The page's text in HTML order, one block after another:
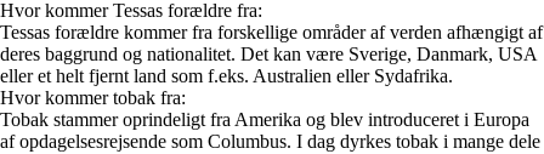
Hvor kommer Tessas forældre fra:
Tessas forældre kommer fra forskellige områder af verden afhængigt af
deres baggrund og nationalitet. Det kan være Sverige, Danmark, USA
eller et helt fjernt land som f.eks. Australien eller Sydafrika.
Hvor kommer tobak fra:
Tobak stammer oprindeligt fra Amerika og blev introduceret i Europa
af opdagelsesrejsende som Columbus. I dag dyrkes tobak i mange dele